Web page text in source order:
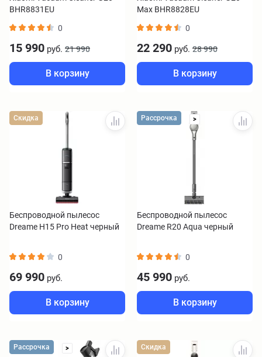
BHR8831EU
0
15 990 руб. 21 990
В корзину
Max BHR8828EU
0
22 290 руб. 28 990
В корзину
Скидка
Беспроводной пылесос
Dreame H15 Pro Heat черный
0
69 990 руб.
В корзину
Рассрочка >
Беспроводной пылесос
Dreame R20 Aqua черный
0
45 990 руб.
В корзину
Рассрочка > Скидка